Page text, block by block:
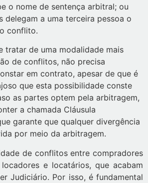
o nome de sentença arbitral; ou
delegam a uma terceira pessoa o
conflito.
tratar de uma modalidade mais
de conflitos, não precisa
em contrato, apesar de que é
que esta possibilidade conste
as partes optem pela arbitragem,
a chamada Cláusula
garante que qualquer divergência
por meio da arbitragem.
de conflitos entre compradores
e locatários, que acabam
Judiciário. Por isso, é fundamental